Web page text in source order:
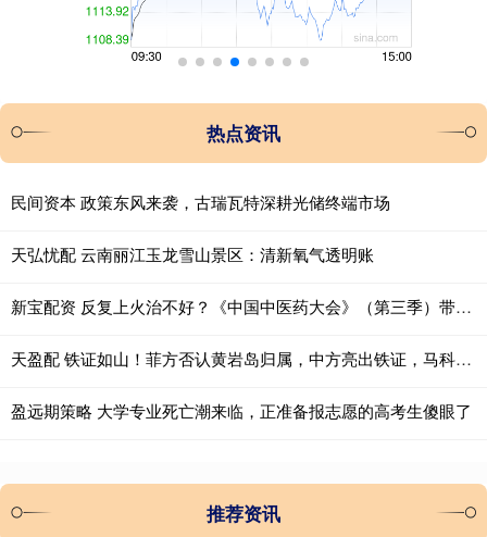
热点资讯
民间资本 政策东风来袭，古瑞瓦特深耕光储终端市场
天弘忧配 云南丽江玉龙雪山景区：清新氧气透明账
新宝配资 反复上火治不好？《中国中医药大会》（第三季）带您掌握“清润平调”的去火良方
天盈配 铁证如山！菲方否认黄岩岛归属，中方亮出铁证，马科斯还敢狡辩？
盈远期策略 大学专业死亡潮来临，正准备报志愿的高考生傻眼了
推荐资讯